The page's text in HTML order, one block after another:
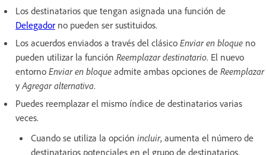
Los destinatarios que tengan asignada una función de
Delegador no pueden ser sustituidos.
Los acuerdos enviados a través del clásico Enviar en bloque no
pueden utilizar la función Reemplazar destinatario. El nuevo
entorno Enviar en bloque admite ambas opciones de Reemplazar
yAgregar alternativa.
Puedes reemplazar el mismo índice de destinatarios varias
veces.
Cuando se utiliza la opción incluir, aumenta el número de
destinatarios potenciales en el grupo de destinatarios.